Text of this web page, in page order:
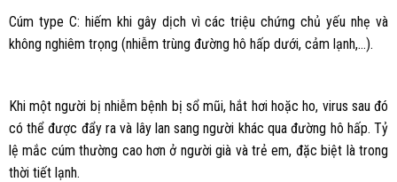
Cúm type C: hiếm khi gây dịch vì các triệu chứng chủ yếu nhẹ và
không nghiêm trọng (nhiễm trùng đường hô hấp dưới, cảm lạnh,…).
Khi một người bị nhiễm bệnh bị sổ mũi, hắt hơi hoặc ho, virus sau đó
có thể được đẩy ra và lây lan sang người khác qua đường hô hấp. Tỷ
lệ mắc cúm thường cao hơn ở người già và trẻ em, đặc biệt là trong
thời tiết lạnh.